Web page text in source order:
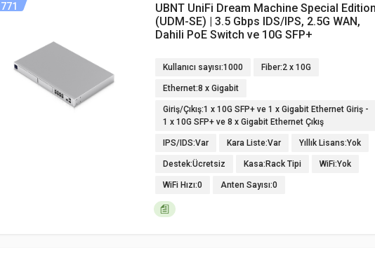
UBNT UniFi Dream Machine Special Edition
(UDM-SE) | 3.5 Gbps IDS/IPS, 2.5G WAN,
Dahili PoE Switch ve 10G SFP+
Kullanıcı sayısı:1000 Fiber:2 x 10G
Ethernet:8 x Gigabit
Giriş/Çıkış:1 x 10G SFP+ ve 1 x Gigabit Ethernet Giriş -
1 x 10G SFP+ ve 8 x Gigabit Ethernet Çıkış
IPS/IDS:Var Kara Liste:Var Yıllık Lisans:Yok
Destek:Ücretsiz Kasa:Rack Tipi WiFi:Yok
WiFi Hızı:0 Anten Sayısı:0